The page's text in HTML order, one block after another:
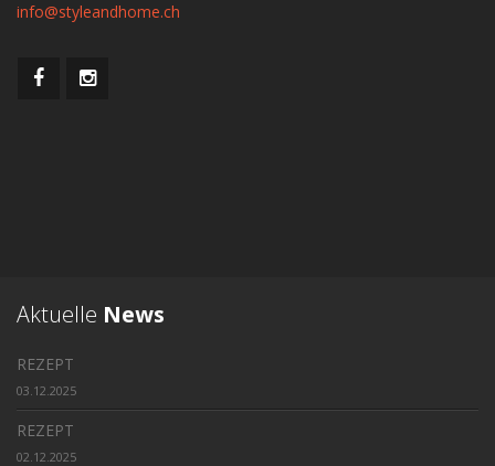
info@styleandhome.ch
Aktuelle News
REZEPT
03.12.2025
REZEPT
02.12.2025